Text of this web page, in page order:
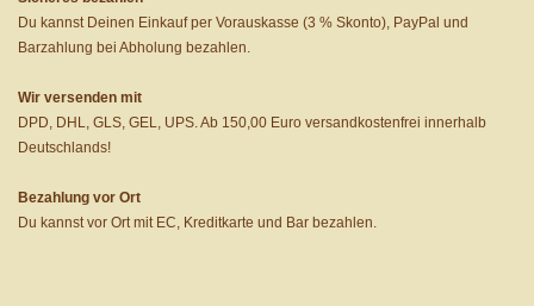
Du kannst Deinen Einkauf per Vorauskasse (3 % Skonto), PayPal und
Barzahlung bei Abholung bezahlen.
Wir versenden mit
DPD, DHL, GLS, GEL, UPS. Ab 150,00 Euro versandkostenfrei innerhalb
Deutschlands!
Bezahlung vor Ort
Du kannst vor Ort mit EC, Kreditkarte und Bar bezahlen.